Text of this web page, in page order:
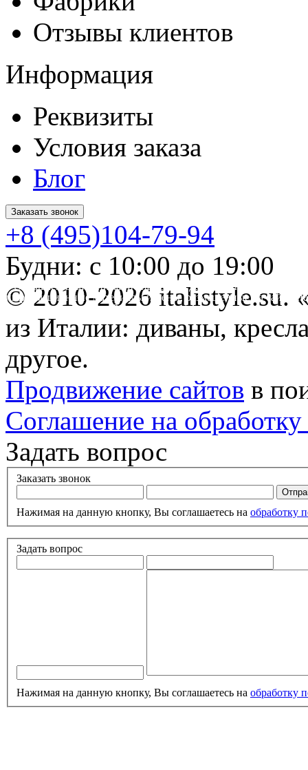
Отзывы клиентов
Информация
Реквизиты
Условия заказа
Блог
Заказать звонок
+8 (495)104-79-94
Будни: с 10:00 до 19:00
* Обращаем ваше внимание на то, что данный интернет-сайт
информационные материалы и цены, размещенные на сайте,
Гражданского кодекса РФ.
© 2010-2026 italistyle.su.
из Италии: диваны,
другое.
Продвижение сайтов в
Соглашение на
Задать вопрос
Заказать звонок
Нажимая на данную кнопку, Вы соглашаетесь на обработку
Задать вопрос
Нажимая на данную кнопку, Вы соглашаетесь на обработку